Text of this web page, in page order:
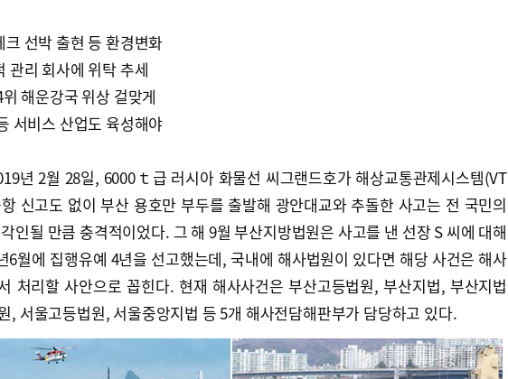
크 선박 출현 등 환경변화
관리 회사에 위탁 추세
해운강국 위상 걸맞게
서비스 산업도 육성해야
년 2월 28일, 6000ｔ급 러시아 화물선 씨그랜드호가 해상교통관제시스템(VT
신고도 없이 부산 용호만 부두를 출발해 광안대교와 추돌한 사고는 전 국민의
인될 만큼 충격적이었다. 그 해 9월 부산지방법원은 사고를 낸 선장 S 씨에 대해
6월에 집행유예 4년을 선고했는데, 국내에 해사법원이 있다면 해당 사건은 해사
처리할 사안으로 꼽힌다. 현재 해사사건은 부산고등법원, 부산지법, 부산지법
, 서울고등법원, 서울중앙지법 등 5개 해사전담해판부가 담당하고 있다.